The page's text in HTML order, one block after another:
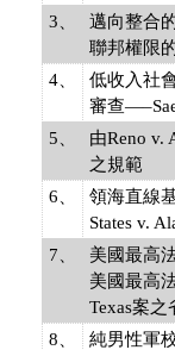
3、
邁向整合
聯邦權限
4、
低收入社
審查
5、
由Reno v.
之規範
6、
領海直線
States v.
7、
美國最高
美國最高
Texas案之
8、
純男性軍